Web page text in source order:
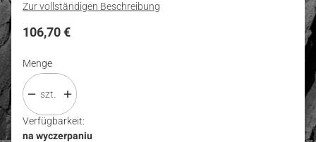
Zur vollständigen Beschreibung
Preis
106,70 €
Menge
szt.
Verfügbarkeit:
na wyczerpaniu